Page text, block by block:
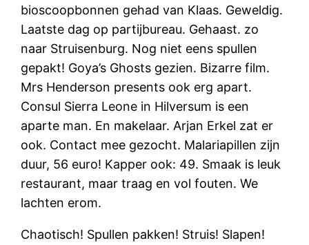
bioscoopbonnen gehad van Klaas. Geweldig.
Laatste dag op partijbureau. Gehaast. zo
naar Struisenburg. Nog niet eens spullen
gepakt! Goya’s Ghosts gezien. Bizarre film.
Mrs Henderson presents ook erg apart.
Consul Sierra Leone in Hilversum is een
aparte man. En makelaar. Arjan Erkel zat er
ook. Contact mee gezocht. Malariapillen zijn
duur, 56 euro! Kapper ook: 49. Smaak is leuk
restaurant, maar traag en vol fouten. We
lachten erom.
Chaotisch! Spullen pakken! Struis! Slapen!